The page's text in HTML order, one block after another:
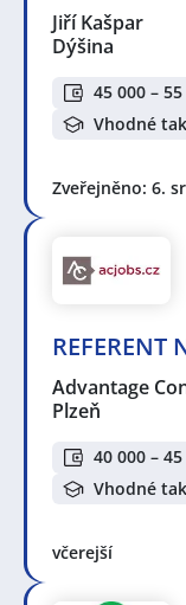
Jiří Kašpar
Dýšina
45 000 –
Vhodné
Zveřejněno: 6.
REFERENT
Advantage
Plzeň
40 000 –
Vhodné
včerejší